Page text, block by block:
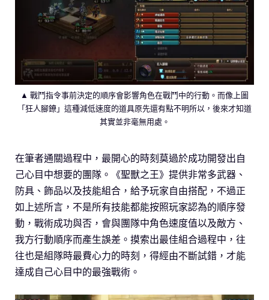
▲ 戰鬥指令事前決定的順序會影響角色在戰鬥中的行動。而像上圖
「狂人腳鐐」這種減低速度的道具原先還有點不明所以，後來才知道
其實並非毫無用處。
在筆者通關過程中，最開心的時刻莫過於成功開發出自
己心目中想要的團隊。《聖獸之王》提供非常多武器、
防具、飾品以及技能組合，給予玩家自由搭配，不過正
如上述所言，不是所有技能都能按照玩家認為的順序發
動，戰術成功與否，會與團隊中角色速度值以及敵方、
我方行動順序而產生誤差。摸索出最佳組合過程中，往
往也是組隊時最費心力的時刻，得經由不斷試錯，才能
達成自己心目中的最強戰術。